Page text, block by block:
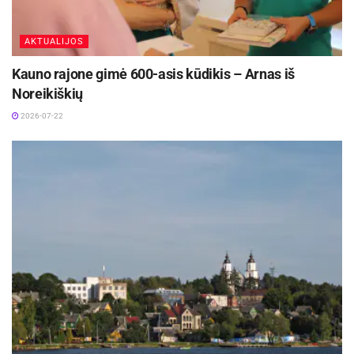
AKTUALIJOS
Kauno rajone gimė 600-asis kūdikis – Arnas iš
Noreikiškių
2026-07-22